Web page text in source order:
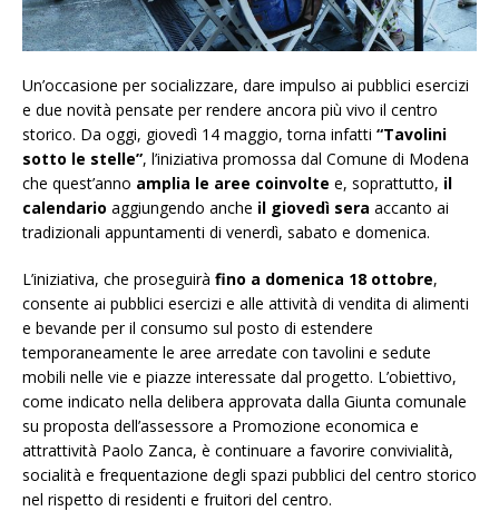
Un’occasione per socializzare, dare impulso ai pubblici esercizi
e due novità pensate per rendere ancora più vivo il centro
storico. Da oggi, giovedì 14 maggio, torna infatti “Tavolini
sotto le stelle”, l’iniziativa promossa dal Comune di Modena
che quest’anno amplia le aree coinvolte e, soprattutto, il
calendario aggiungendo anche il giovedì sera accanto ai
tradizionali appuntamenti di venerdì, sabato e domenica.
L’iniziativa, che proseguirà fino a domenica 18 ottobre,
consente ai pubblici esercizi e alle attività di vendita di alimenti
e bevande per il consumo sul posto di estendere
temporaneamente le aree arredate con tavolini e sedute
mobili nelle vie e piazze interessate dal progetto. L’obiettivo,
come indicato nella delibera approvata dalla Giunta comunale
su proposta dell’assessore a Promozione economica e
attrattività Paolo Zanca, è continuare a favorire convivialità,
socialità e frequentazione degli spazi pubblici del centro storico
nel rispetto di residenti e fruitori del centro.